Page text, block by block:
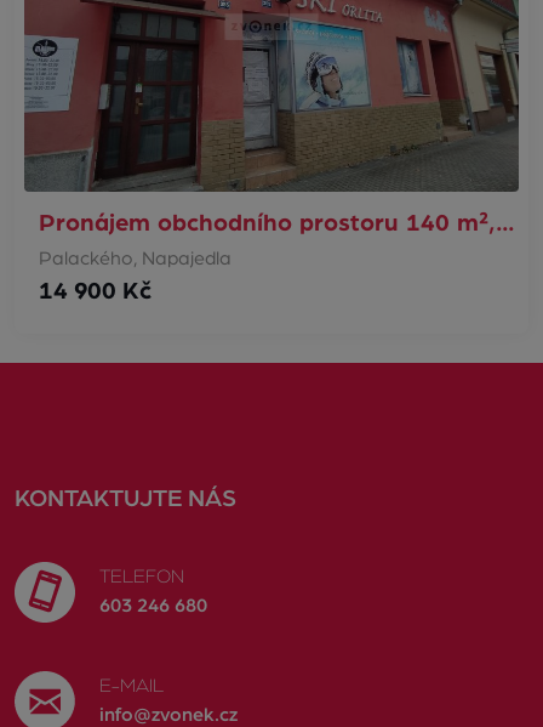
Pronájem obchodního prostoru 140 m²,…
Palackého, Napajedla
14 900 Kč
KONTAKTUJTE NÁS
TELEFON
603 246 680
E-MAIL
info@zvonek.cz